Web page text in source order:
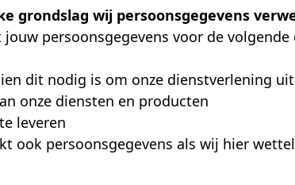
grondslag wij persoonsgegevens
persoonsgegevens voor de volgende
dit nodig is om onze dienstverlening
onze diensten en producten
leveren
ook persoonsgegevens als wij hier